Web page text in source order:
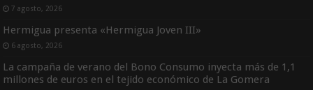
7 agosto, 2026
Hermigua presenta «Hermigua Joven III»
6 agosto, 2026
La campaña de verano del Bono Consumo inyecta más de 1,1
millones de euros en el tejido económico de La Gomera